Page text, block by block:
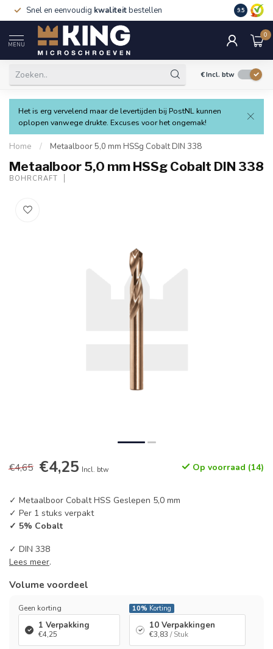
Snel en eenvoudig kwaliteitbestellen 9.5
MENU
0
€Incl. btw
Het is erg vervelend maar de levertijden bij PostNL kunnen
oplopen vanwege drukte. Excuses voor het ongemak!
Home / Metaalboor 5,0 mm HSSg Cobalt DIN 338
Metaalboor 5,0 mm HSSg Cobalt DIN 338
BOHRCRAFT
€4,65 €4,25 Incl. btw Op voorraad (14)
✓ Metaalboor Cobalt HSS Geslepen 5,0 mm
✓ Per 1 stuks verpakt
✓ 5% Cobalt
✓ DIN 338
Lees meer.
Volume voordeel
Geen korting
1 Verpakking
€4,25
10% Korting
10 Verpakkingen
€3,83 / Stuk